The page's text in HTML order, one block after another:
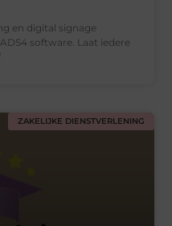
en digital signage
software. Laat iedere
ZAKELIJKE DIENSTVERLENING